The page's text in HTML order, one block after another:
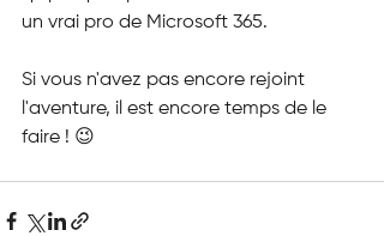
un vrai pro de Microsoft 365.
Si vous n'avez pas encore rejoint
l'aventure, il est encore temps de le
faire ! 😉